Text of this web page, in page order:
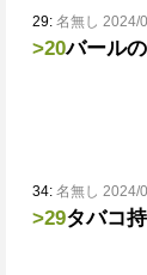
29: 名無し 2024/
>20バール
34: 名無し 2024/
>29タバコ